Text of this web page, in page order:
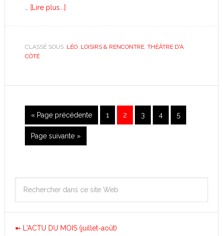
[Lire plus...]
CLASSÉ SOUS :LÉO, LOISIRS & RENCONTRE, THÉÂTRE D'À
CÔTÉ
« Page précédente 1 2 3 4 5
Page suivante »
➼ L'ACTU DU MOIS (juillet-août)